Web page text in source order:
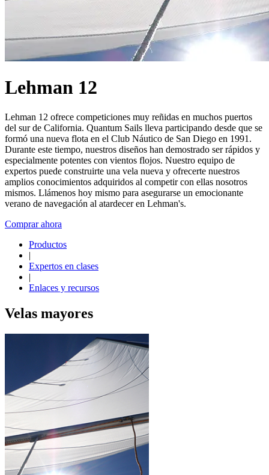
Lehman 12
Lehman 12 ofrece competiciones muy reñidas en muchos puertos
del sur de California. Quantum Sails lleva participando desde que se
formó una nueva flota en el Club Náutico de San Diego en 1991.
Durante este tiempo, nuestros diseños han demostrado ser rápidos y
especialmente potentes con vientos flojos. Nuestro equipo de
expertos puede construirte una vela nueva y ofrecerte nuestros
amplios conocimientos adquiridos al competir con ellas nosotros
mismos. Llámenos hoy mismo para asegurarse un emocionante
verano de navegación al atardecer en Lehman's.
Comprar ahora
Productos
|
Expertos en clases
|
Enlaces y recursos
Velas mayores